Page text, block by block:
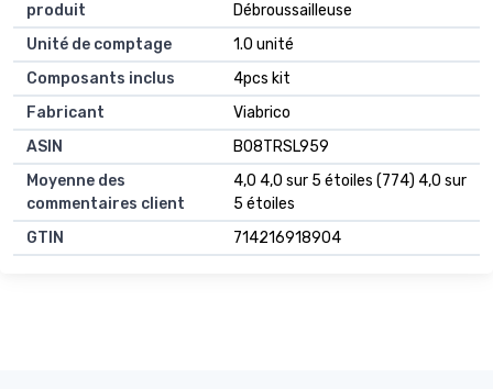
produit
Débroussailleuse
Unité de comptage
1.0 unité
Composants inclus
4pcs kit
Fabricant
Viabrico
ASIN
B08TRSL959
Moyenne des
commentaires client
4,0 4,0 sur 5 étoiles (774) 4,0 sur
5 étoiles
GTIN
714216918904